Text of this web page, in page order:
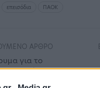
επεισόδια ΠΑΟΚ
ΆΡΘΡΟ
για το
προτείνει